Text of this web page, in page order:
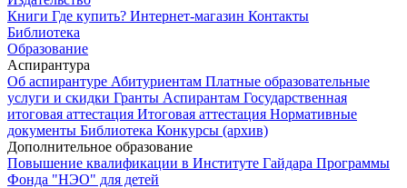
Книги Где купить? Интернет-магазин Контакты
Библиотека
Образование
Аспирантура
Об аспирантуре Абитуриентам Платные образовательные
услуги и скидки Гранты Аспирантам Государственная
итоговая аттестация Итоговая аттестация Нормативные
документы Библиотека Конкурсы (архив)
Дополнительное образование
Повышение квалификации в Институте Гайдара Программы
Фонда "НЭО" для детей